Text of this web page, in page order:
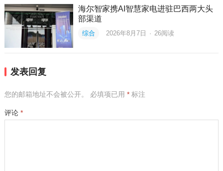
海尔智家携AI智慧家电进驻巴西两大头
部渠道
综合 2026年8月7日 · 26阅读
发表回复
您的邮箱地址不会被公开。 必填项已用 *标注
评论 *